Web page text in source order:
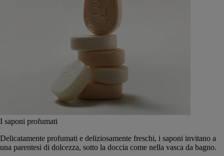
I saponi profumati
Delicatamente profumati e deliziosamente freschi, i saponi invitano a
una parentesi di dolcezza, sotto la doccia come nella vasca da bagno.